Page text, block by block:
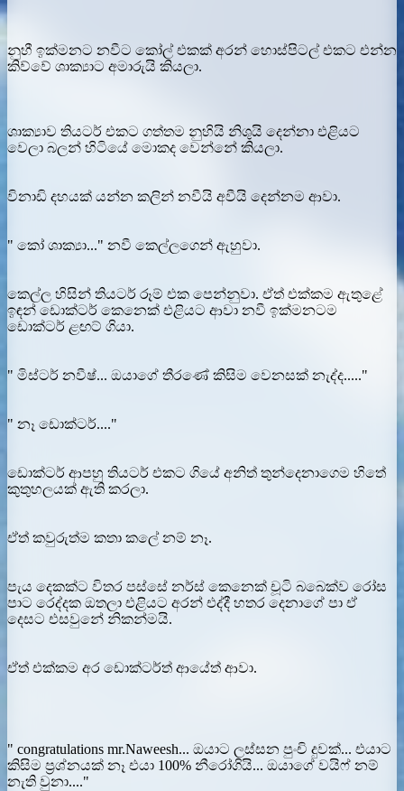
නුහී ඉක්මනට නවීට කෝල් එකක් අරන් හොස්පිටල් එකට එන්න
කිව්වේ ශාක්‍යාට අමාරුයි කියලා.
ශාක්‍යාව තියටර් එකට ගත්තම නුහියි නිශුයි දෙන්නා එළියට
වෙලා බලන් හිටියේ මොකද වෙන්නේ කියලා.
විනාඩි දහයක් යන්න කලින් නවීයි අවීයි දෙන්නම ආවා.
" කෝ ශාක්‍යා..." නවී කෙල්ලගෙන් ඇහුවා.
කෙල්ල හිසින් තියටර් රූම් එක පෙන්නුවා. ඒත් එක්කම ඇතුළේ
ඉඳන් ඩොක්ටර් කෙනෙක් එළියට ආවා නවී ඉක්මනටම
ඩොක්ටර් ළඟට් ගියා.
" මිස්ටර් නවීෂ්... ඔයාගේ තීරණේ කිසිම වෙනසක් නැද්ද....."
" නෑ ඩොක්ටර්...."
ඩොක්ටර් ආපහු තියටර් එකට ගියේ අනිත් තුන්දෙනාගෙම හිතේ
කුතුහලයක් ඇති කරලා.
ඒත් කවුරුත්ම කතා කලේ නම් නෑ.
පැය දෙකක්ට විතර පස්සේ නර්ස් කෙනෙක් චූටි බබෙක්ව රෝස
පාට රෙද්දක ඔතලා එළියට අරන් එද්දී හතර දෙනාගේ පා ඒ
දෙසට එසවුනේ නිකන්මයි.
ඒත් එක්කම අර ඩොක්ටර්ත් ආයේත් ආවා.
" congratulations mr.Naweesh... ඔයාට ලස්සන පුංචි දුවක්... එයාට
කිසිම ප්‍රශ්නයක් නෑ එයා 100% නීරෝගියි... ඔයාගේ වයිෆ් නම්
නැති වුනා...."